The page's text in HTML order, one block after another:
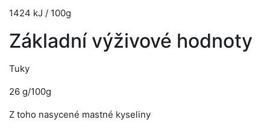
1424 kJ / 100g
Základní výživové hodnoty
Tuky
26 g/100g
Z toho nasycené mastné kyseliny